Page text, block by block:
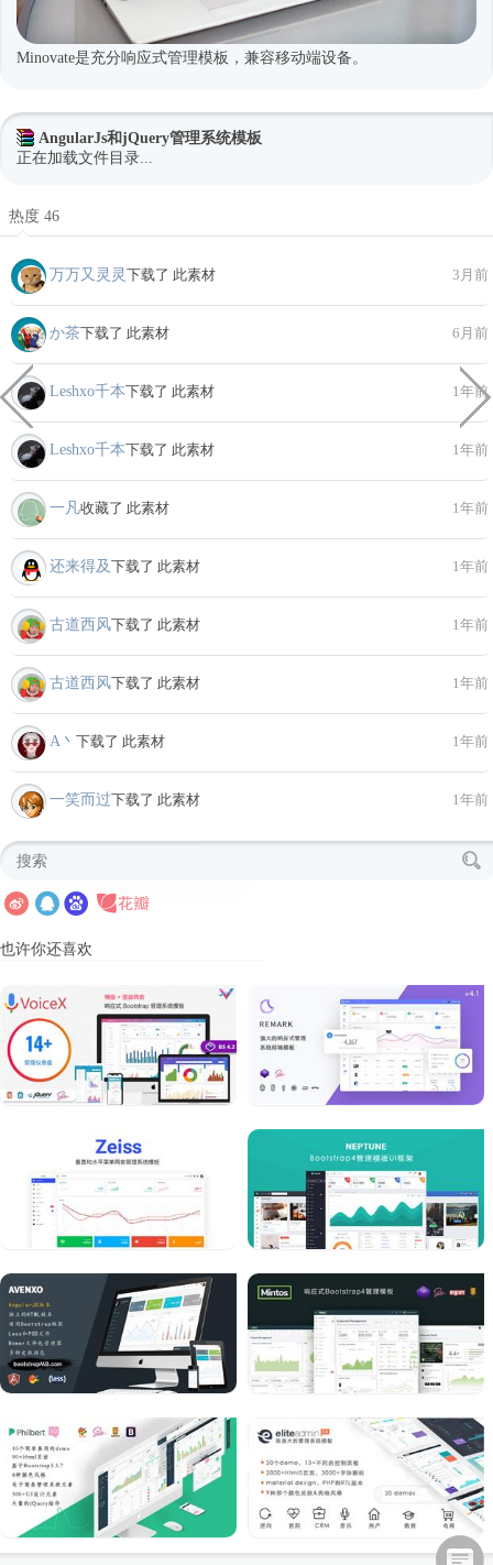
Minovate是充分响应式管理模板，兼容移动端设备。
AngularJs和jQuery管理系统模板
正在加载文件目录...
热度 46
万万又灵灵 下载了 此素材 3月前
か茶下载了 此素材 6月前
Leshxo千本下载了 此素材 1年前
Leshxo千本下载了 此素材 1年前
一凡收藏了 此素材 1年前
还来得及下载了 此素材 1年前
古道西风下载了 此素材 1年前
古道西风下载了 此素材 1年前
A丶 下载了 此素材 1年前
一笑而过下载了 此素材 1年前
也许你还喜欢